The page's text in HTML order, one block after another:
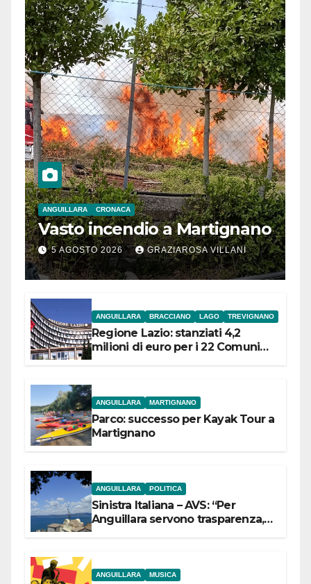
ANGUILLARA CRONACA
Vasto incendio a Martignano
5 AGOSTO 2026 GRAZIAROSA VILLANI
ANGUILLARA BRACCIANO LAGO TREVIGNANO
Regione Lazio: stanziati 4,2
milioni di euro per i 22 Comuni
ANGUILLARA MARTIGNANO
Parco: successo per Kayak Tour a
Martignano
ANGUILLARA POLITICA
Sinistra Italiana – AVS: “Per
Anguillara servono trasparenza,
ANGUILLARA MUSICA